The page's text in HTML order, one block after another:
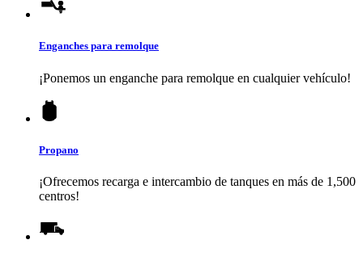
Enganches para remolque
¡Ponemos un enganche para remolque en cualquier vehículo!
Propano
¡Ofrecemos recarga e intercambio de tanques en más de 1,500
centros!